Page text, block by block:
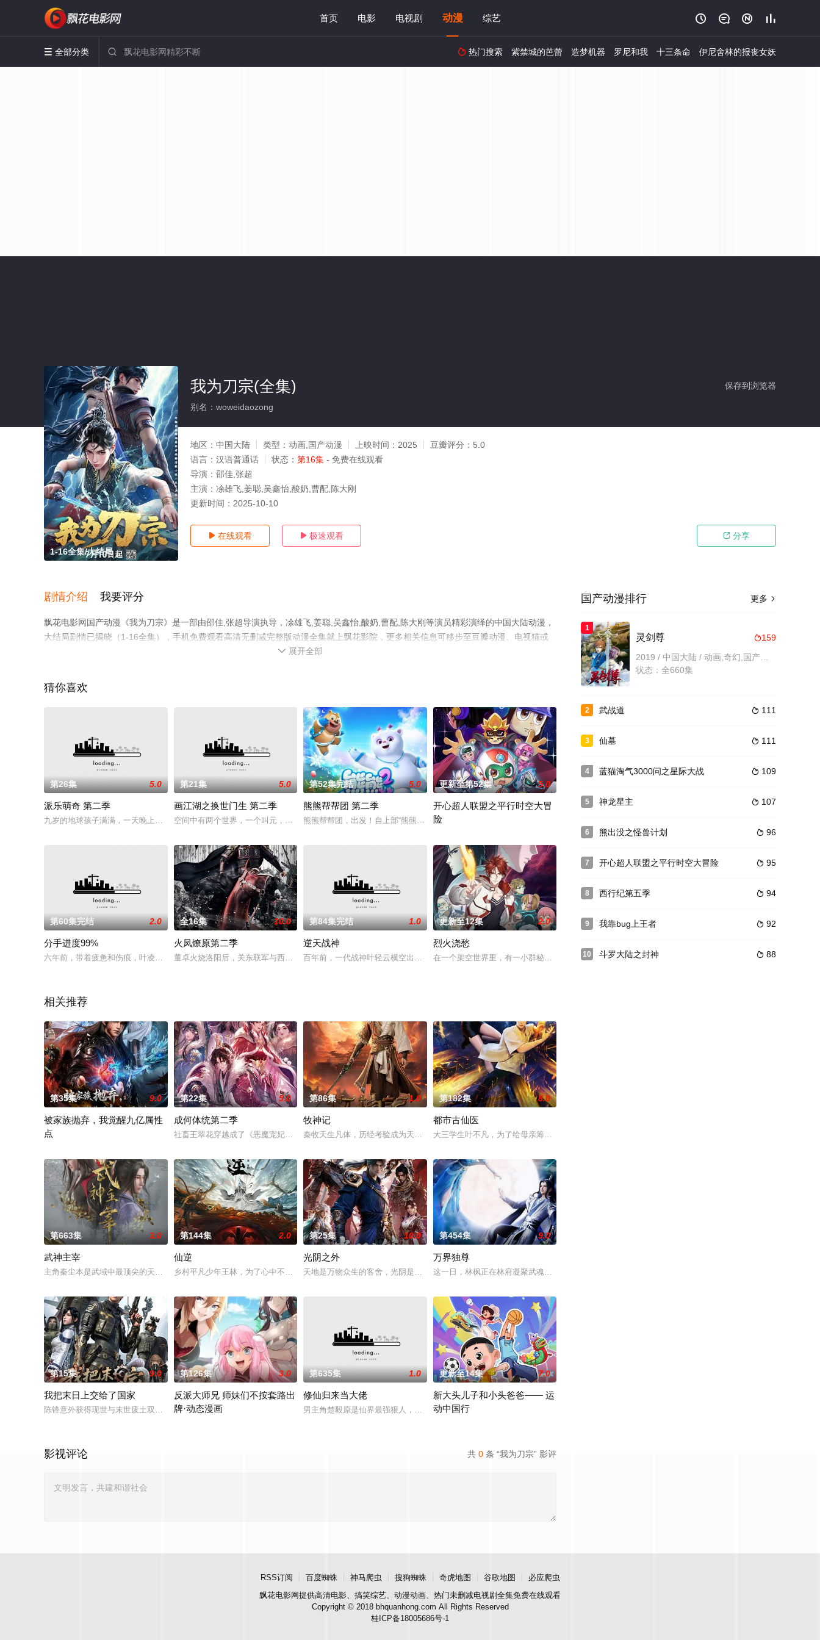
首页 电影 电视剧 动漫 综艺    
 全部分类   热门搜索 紫禁城的芭蕾 造梦机器 罗尼和我 十三条命 伊尼舍林的报丧女妖
1-16全集/大结局
保存到浏览器
我为刀宗(全集)
别名：woweidaozong
地区： 中国大陆 类型： 动画,国产动漫 上映时间： 2025 豆瓣评分： 5.0
语言： 汉语普通话 状态： 第16集 - 免费在线观看
导演： 邵佳,张超
主演： 凃雄飞,姜聪,吴鑫怡,酸奶,曹配,陈大刚
更新时间： 2025-10-10
 在线观看  极速观看  分享
剧情介绍 我要评分
飘花电影网国产动漫《我为刀宗》是一部由邵佳,张超导演执导，凃雄飞,姜聪,吴鑫怡,酸奶,曹配,陈大刚等演员精彩演绎的中国大陆动漫，
大结局剧情已揭晓（1-16全集），手机免费观看高清无删减完整版动漫全集就上飘花影院，更多相关信息可移步至豆瓣动漫、电视猫或
 展开全部
猜你喜欢
第26集 5.0
派乐萌奇 第二季
九岁的地球孩子满满，一天晚上在自己的衣柜里发现了来自多萌星系的外星小红人萌奇，得知宇宙飞船损毁严重，需要很长时间进
第21集 5.0
画江湖之换世门生 第二季
空间中有两个世界，一个叫元，一个叫易。两个世界的人生死相依，若一个世界的你死去，另一个世界的你也将同时死去，一个自
第52集完结 5.0
熊熊帮帮团 第二季
熊熊帮帮团，出发！自上部“熊熊帮帮团”组成后，已经为小镇居民们做了许多好事。每当响起求助的警报，俏皮的团子、勇敢的
更新至第52集 5.0
开心超人联盟之平行时空大冒
险
《开心超人联盟之平行时空大冒险》是动画系列片《开心超人联盟》的全新系列，以连续剧的形式展现。故事
第60集完结 2.0
分手进度99%
六年前，带着疲惫和伤痕，叶凌汐决绝地从盛南衡的世界里逃开。暂无内容六年后，两人再度重逢，一个明明相爱却坚持逃避，一
全16集 10.0
火凤燎原第二季
董卓火烧洛阳后，关东联军与西凉军于虎牢关狭路相逢。关羽、张飞协助大哥三英战吕布，刘备终于一战成名。吕布暗中、要挟残
第84集完结 1.0
逆天战神
百年前，一代战神叶轻云横空出世，碾压各路天骄之子，令敌人闻风丧胆，却不料被妻子洛灵，兄弟狼十三背叛，陨落十魔深渊！
更新至12集 2.0
烈火浇愁
在一个架空世界里，有一小群秘密存在着的“特殊能力者”。他们不会在普通人面前暴露自己，并通过一个自治
相关推荐
第35集 9.0
被家族抛弃，我觉醒九亿属性
点
第22集 5.0
成何体统第二季
社畜王翠花穿越成了《恶魔宠妃》中的必死角色庾晚音，与同为现代人穿越的皇帝夏侯澹相认后，二人结盟，欲抵抗端王夏侯泊与
第86集 1.0
牧神记
秦牧天生凡体，历经考验成为天魔教教主，被延康国封为第一任太学博士。延康国叛乱之战中秦牧引来魔神，掀起浩荡风云，后随
第182集 8.0
都市古仙医
大三学生叶不凡，为了给母亲筹集医药费碰瓷，不料遇到不按套路出牌的女司机，被撞之后的叶不凡无意中穿
第663集 3.0
武神主宰
主角秦尘本是武域中最顶尖的天才强者，却遭歹人暗算，陨落大陆禁地死亡峡谷。必死无疑的秦尘，却意外触发神秘古剑的力量…
第144集 2.0
仙逆
乡村平凡少年王林，为了心中不屈的信念踏入仙门修行，克服天资不足的困境，逆流而上，积极面对苦难与挑战，不断突破自我，
第25集 10.0
光阴之外
天地是万物众生的客舍，光阴是古往今来的过客。苍天残面张开诡异之眼，所视之处生灵涂炭，化为永恒的禁区。末世之中，因果
第454集 9.0
万界独尊
这一日，林枫正在林府凝聚武魂，不想，他才刚将剑武魂修炼成雏形，未婚妻姬漫夭就趁机夺走了他的武魂，
第15集 9.0
我把末日上交给了国家
陈锋意外获得现世与末世废土双向穿越的能力，没有选择独行倒卖，而是带着丧尸样本与基因药剂主动向国家坦白，并当众展示穿
第126集 3.0
反派大师兄 师妹们不按套路出
牌·动态漫画
第635集 1.0
修仙归来当大佬
男主角楚毅原是仙界最强狠人，但一次意外的渡劫失败让他回到过去曾经还是普通人时的日子。修仙大佬降临现代都市，成为一名
更新至14集 7.0
新大头儿子和小头爸爸—— 运
动中国行
共 0 条 “我为刀宗” 影评
影视评论
更多 
国产动漫排行
1
159
灵剑尊
状态：全660集
2  111
武战道
3  111
仙墓
4  109
蓝猫淘气3000问之星际大战
5  107
神龙星主
6  96
熊出没之怪兽计划
7  95
开心超人联盟之平行时空大冒险
8  94
西行纪第五季
9  92
我靠bug上王者
10  88
斗罗大陆之封神
RSS订阅 百度蜘蛛 神马爬虫 搜狗蜘蛛 奇虎地图 谷歌地图
必应爬虫
飘花电影网提供高清电影、搞笑综艺、动漫动画、热门未删减电视剧全集免费在线观看
Copyright © 2018 bhquanhong.com All Rights Reserved
桂ICP备18005686号-1